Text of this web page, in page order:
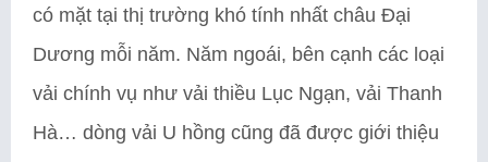
có mặt tại thị trường khó tính nhất châu Đại
Dương mỗi năm. Năm ngoái, bên cạnh các loại
vải chính vụ như vải thiều Lục Ngạn, vải Thanh
Hà… dòng vải U hồng cũng đã được giới thiệu